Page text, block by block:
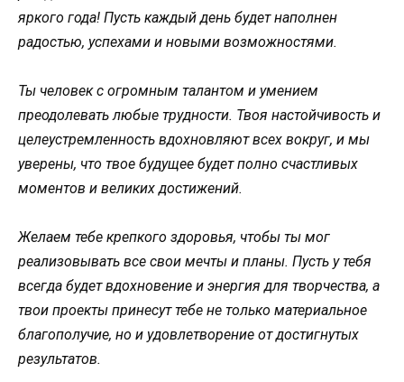
яркого года! Пусть каждый день будет наполнен
радостью, успехами и новыми возможностями.
Ты человек с огромным талантом и умением
преодолевать любые трудности. Твоя настойчивость и
целеустремленность вдохновляют всех вокруг, и мы
уверены, что твое будущее будет полно счастливых
моментов и великих достижений.
Желаем тебе крепкого здоровья, чтобы ты мог
реализовывать все свои мечты и планы. Пусть у тебя
всегда будет вдохновение и энергия для творчества, а
твои проекты принесут тебе не только материальное
благополучие, но и удовлетворение от достигнутых
результатов.